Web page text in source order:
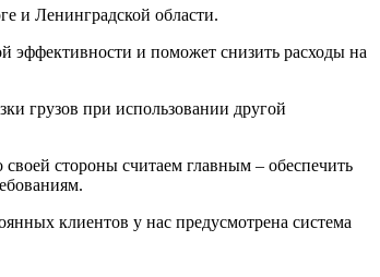
и Ленинградской области.
эффективности и поможет снизить расходы на
грузов при использовании другой
стороны считаем главным – обеспечить
клиентов у нас предусмотрена система